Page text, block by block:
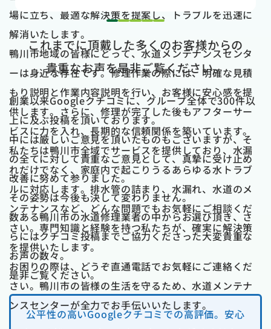
場に立ち、最適な解決策を提案し、トラブルを迅速に
解消いたします。
鴨川市地域の皆様にとって、水道メンテナンスセンタ
ーは身近な存在です。修理作業の際には、明確な見積
もり説明と作業内容説明を行い、お客様に安心感を提
供します。さらに、修理が完了した後もアフターサー
ビスに力を入れ、長期的な信頼関係を築いています。
私たちは鴨川市全域でサービスを提供しており、水漏
れだけでなく、家庭内で起こりうるあらゆる水トラブ
ルに対応します。排水管の詰まり、水漏れ、水道のメ
ンテナンスなど、どんな問題でもお気軽にご相談くだ
さい。専門知識と経験を持つ私たちが、確実に解決策
を提供いたします。
お困りの際は、どうぞ直通電話でお気軽にご連絡くだ
さい。鴨川市の皆様の生活を守るため、水道メンテナ
ンスセンターが全力でお手伝いいたします。
た。 今回は2階のトイレでしたが、1階のトイレも修
理が必要になった時はまたお願いしたいと思いまし
た。
1 2 3 4 5
これまでに頂戴した多くのお客様からの
貴重なお声を是非ご覧ください。
創業以来Googleクチコミに、グループ全体で300件以
上に及ぶ投稿を頂いております。
中には厳しいご意見を頂いたものもございますが、そ
の全てに対して貴重なご意見として、真摯に受け止め
改善に努めて参りました。
その姿勢は今後も決して変わりません。
数ある鴨川市の水道修理業者の中からお選び頂き、さ
らにはクチコミ投稿までご協力くださった大変貴重な
お声の数々。
是非ご覧ください。
公平性の高いGoogleクチコミでの高評価。安心